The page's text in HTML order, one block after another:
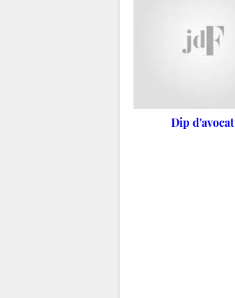
Dip d'avocat